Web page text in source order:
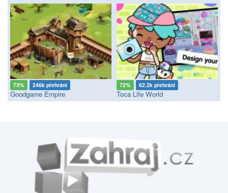
73% 246k přehrání
Goodgame Empire
72% 62.2k přehrání
Toca Life World